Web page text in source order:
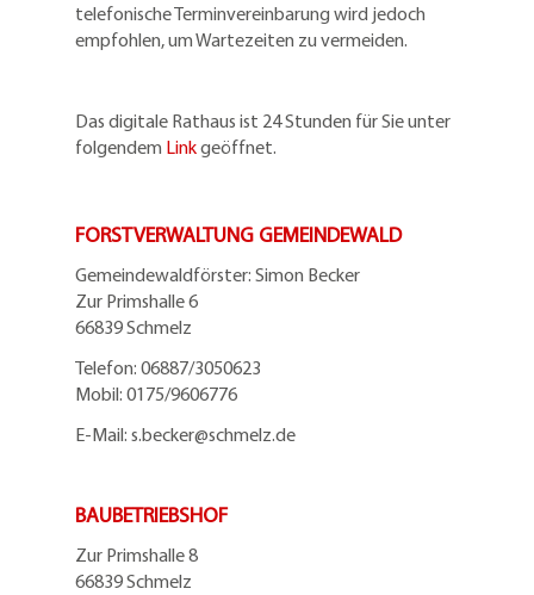
telefonische Terminvereinbarung wird jedoch
empfohlen, um Wartezeiten zu vermeiden.
Das digitale Rathaus ist 24 Stunden für Sie unter
folgendem Linkgeöffnet.
FORSTVERWALTUNG GEMEINDEWALD
Gemeindewaldförster: Simon Becker
Zur Primshalle 6
66839 Schmelz
Telefon: 06887/3050623
Mobil: 0175/9606776
E-Mail: s.becker@schmelz.de
BAUBETRIEBSHOF
Zur Primshalle 8
66839 Schmelz